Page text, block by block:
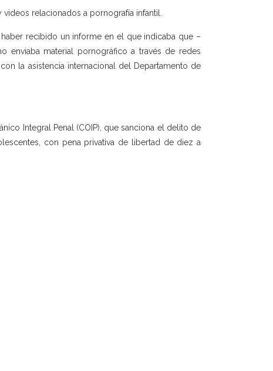
relacionados a pornografía infantil.
recibido un informe en el que indicaba que –
enviaba material pornográfico a través de redes
la asistencia internacional del Departamento de
Integral Penal (COIP), que sanciona el delito de
con pena privativa de libertad de diez a